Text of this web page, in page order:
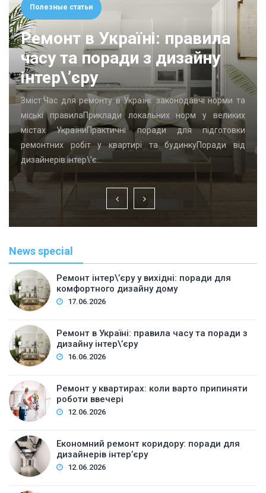
Полезные статьи
Ремонт в Україні: правила
часу та поради з дизайну
інтер\’єру
Зміст:Час для ремонту в Україні: законодавчі норми та
міські правилаПриклади локальних норм у великих
містах УкраїниПрактичні поради для підготовки
ремонтних робіт у квартирі та будинкуПоради від
дизайнерів інтер\’є…
News special
Ремонт інтер\’єру у вихідні: поради для
комфортного дизайну дому
17.06.2026
Ремонт в Україні: правила часу та поради з
дизайну інтер\’єру
16.06.2026
Ремонт у квартирах: коли варто припиняти
роботи ввечері
12.06.2026
Економний ремонт коридору: поради для
дизайнерів інтер’єру
12.06.2026